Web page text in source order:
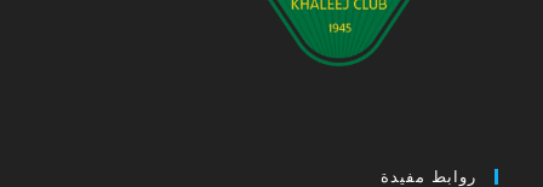
روابط مفيدة